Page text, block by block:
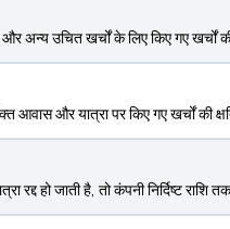
अन्य उचित खर्चों के लिए किए गए खर्चों की
आवास और यात्रा पर किए गए खर्चों की
हो जाती है, तो कंपनी निर्दिष्ट राशि